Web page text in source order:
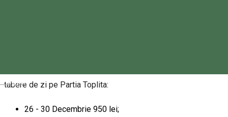
Magyar
tabere de zi pe Partia Toplita:
26 - 30 Decembrie 950 lei;